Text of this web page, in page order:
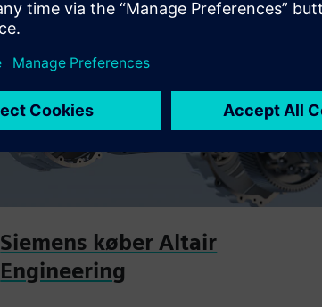
Siemens køber Altair
Engineering